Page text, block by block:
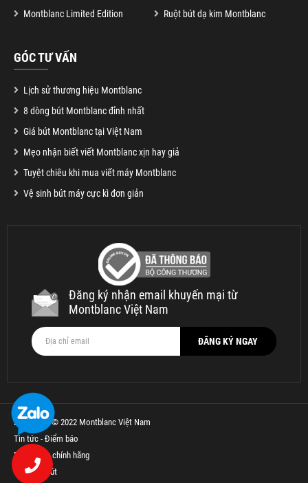
Montblanc Limited Edition
Ruột bút dạ kim Montblanc
GÓC TƯ VẤN
Lịch sử thương hiệu Montblanc
8 dòng bút Montblanc đỉnh nhất
Giá bút Montblanc tại Việt Nam
Mẹo nhận biết viết Montblanc xịn hay giả
Tuyệt chiêu khi mua viết máy Montblanc
Vệ sinh bút máy cực kì đơn giản
Đăng ký nhận email khuyến mại từ
Montblanc Việt Nam
Bản quyền © 2022 Montblanc Việt Nam
Tin tức - Điểm báo
Bút Parker chính hãng
Thế Giới Bút